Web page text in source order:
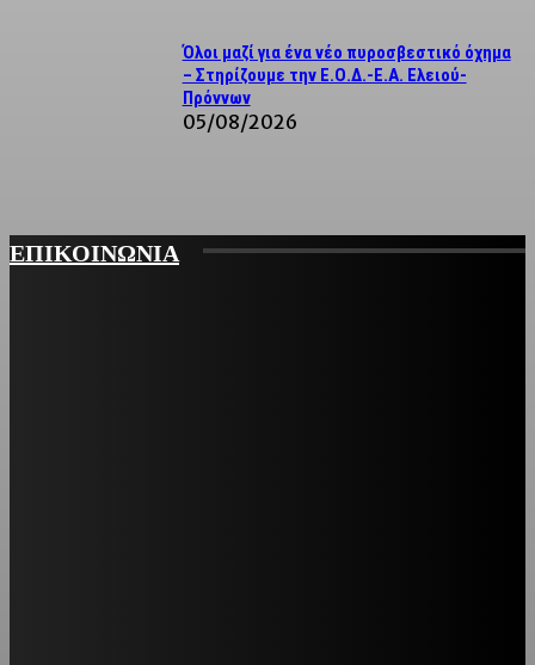
Όλοι μαζί για ένα νέο πυροσβεστικό όχημα
– Στηρίζουμε την Ε.Ο.Δ.-Ε.Α. Ελειού-
Πρόννων
05/08/2026
ΕΠΙΚΟΙΝΩΝΙΑ